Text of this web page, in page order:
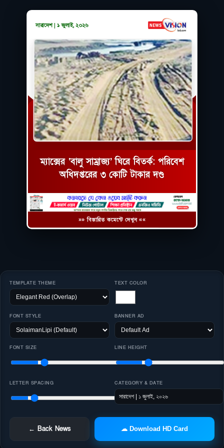
সারাদেশ | ১ জুলাই, ২০২৬
ম্যাক্সের ‘বালু সাম্রাজ্য’ ঘিরে বিতর্ক: পরিবেশ
অধিদপ্তরের ৩ কোটি টাকার দণ্ড
»» বিস্তারিত কমেন্টে দেখুন ««
TEMPLATE THEME TEXT COLOR
FONT STYLE BANNER AD
FONT SIZE LINE HEIGHT
LETTER SPACING CATEGORY & DATE
← Back News ☁ Download HD Card